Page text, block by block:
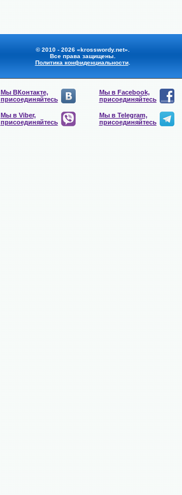
© 2010 - 2026 «krosswordy.net».
Все права защищены.
Политика конфиденциальности.
Мы ВКонтакте,
присоединяйтесь
Мы в Facebook,
присоединяйтесь
Мы в Viber,
присоединяйтесь
Мы в Telegram,
присоединяйтесь